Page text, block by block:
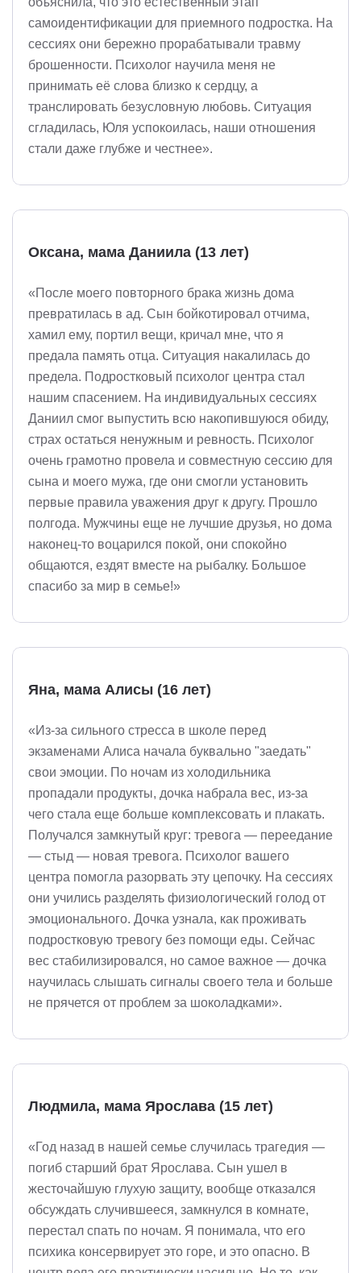
самоидентификации для приемного подростка. На
сессиях они бережно прорабатывали травму
брошенности. Психолог научила меня не
принимать её слова близко к сердцу, а
транслировать безусловную любовь. Ситуация
сгладилась, Юля успокоилась, наши отношения
стали даже глубже и честнее».
Оксана, мама Даниила (13 лет)
«После моего повторного брака жизнь дома
превратилась в ад. Сын бойкотировал отчима,
хамил ему, портил вещи, кричал мне, что я
предала память отца. Ситуация накалилась до
предела. Подростковый психолог центра стал
нашим спасением. На индивидуальных сессиях
Даниил смог выпустить всю накопившуюся обиду,
страх остаться ненужным и ревность. Психолог
очень грамотно провела и совместную сессию для
сына и моего мужа, где они смогли установить
первые правила уважения друг к другу. Прошло
полгода. Мужчины еще не лучшие друзья, но дома
наконец-то воцарился покой, они спокойно
общаются, ездят вместе на рыбалку. Большое
спасибо за мир в семье!»
Яна, мама Алисы (16 лет)
«Из-за сильного стресса в школе перед
экзаменами Алиса начала буквально "заедать"
свои эмоции. По ночам из холодильника
пропадали продукты, дочка набрала вес, из-за
чего стала еще больше комплексовать и плакать.
Получался замкнутый круг: тревога — переедание
— стыд — новая тревога. Психолог вашего
центра помогла разорвать эту цепочку. На сессиях
они учились разделять физиологический голод от
эмоционального. Дочка узнала, как проживать
подростковую тревогу без помощи еды. Сейчас
вес стабилизировался, но самое важное — дочка
научилась слышать сигналы своего тела и больше
не прячется от проблем за шоколадками».
Людмила, мама Ярослава (15 лет)
«Год назад в нашей семье случилась трагедия —
погиб старший брат Ярослава. Сын ушел в
жесточайшую глухую защиту, вообще отказался
обсуждать случившееся, замкнулся в комнате,
перестал спать по ночам. Я понимала, что его
психика консервирует это горе, и это опасно. В